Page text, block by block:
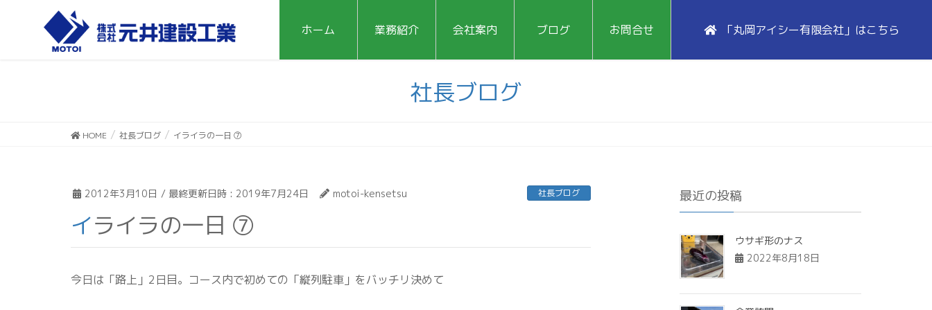
ホーム 業務紹介 会社案内 ブログ お問合せ 「丸岡アイシー有限会社」はこちら
社長ブログ
HOME 社長ブログ イライラの一日 ⑦
2012年3月10日 / 最終更新日時 : 2019年7月24日 motoi-kensetsu 社長ブログ
イライラの一日 ⑦
今日は「路上」2日目。コース内で初めての「縦列駐車」をバッチリ決めて
最近の投稿
ウサギ形のナス
2022年8月18日